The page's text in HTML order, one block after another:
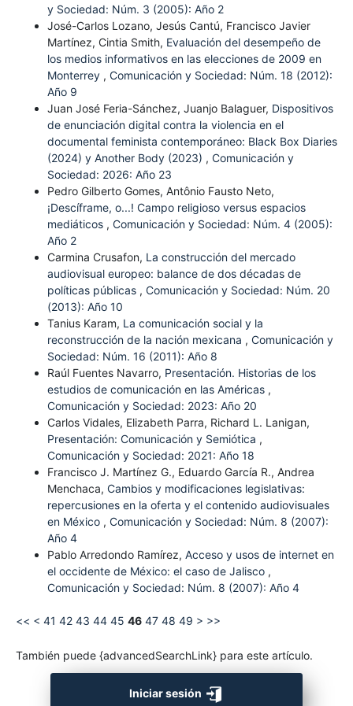
y Sociedad: Núm. 3 (2005): Año 2
José-Carlos Lozano, Jesús Cantú, Francisco Javier
Martínez, Cintia Smith, Evaluación del desempeño de
los medios informativos en las elecciones de 2009 en
Monterrey , Comunicación y Sociedad: Núm. 18 (2012):
Año 9
Juan José Feria-Sánchez, Juanjo Balaguer, Dispositivos
de enunciación digital contra la violencia en el
documental feminista contemporáneo: Black Box Diaries
(2024) y Another Body (2023) , Comunicación y
Sociedad: 2026: Año 23
Pedro Gilberto Gomes, Antônio Fausto Neto,
¡Descíframe, o...! Campo religioso versus espacios
mediáticos , Comunicación y Sociedad: Núm. 4 (2005):
Año 2
Carmina Crusafon, La construcción del mercado
audiovisual europeo: balance de dos décadas de
políticas públicas , Comunicación y Sociedad: Núm. 20
(2013): Año 10
Tanius Karam, La comunicación social y la
reconstrucción de la nación mexicana , Comunicación y
Sociedad: Núm. 16 (2011): Año 8
Raúl Fuentes Navarro, Presentación. Historias de los
estudios de comunicación en las Américas ,
Comunicación y Sociedad: 2023: Año 20
Carlos Vidales, Elizabeth Parra, Richard L. Lanigan,
Presentación: Comunicación y Semiótica ,
Comunicación y Sociedad: 2021: Año 18
Francisco J. Martínez G., Eduardo García R., Andrea
Menchaca, Cambios y modificaciones legislativas:
repercusiones en la oferta y el contenido audiovisuales
en México , Comunicación y Sociedad: Núm. 8 (2007):
Año 4
Pablo Arredondo Ramírez, Acceso y usos de internet en
el occidente de México: el caso de Jalisco ,
Comunicación y Sociedad: Núm. 8 (2007): Año 4
<< < 41 42 43 44 45 46 47 48 49 > >>
También puede {advancedSearchLink} para este artículo.
Iniciar sesión